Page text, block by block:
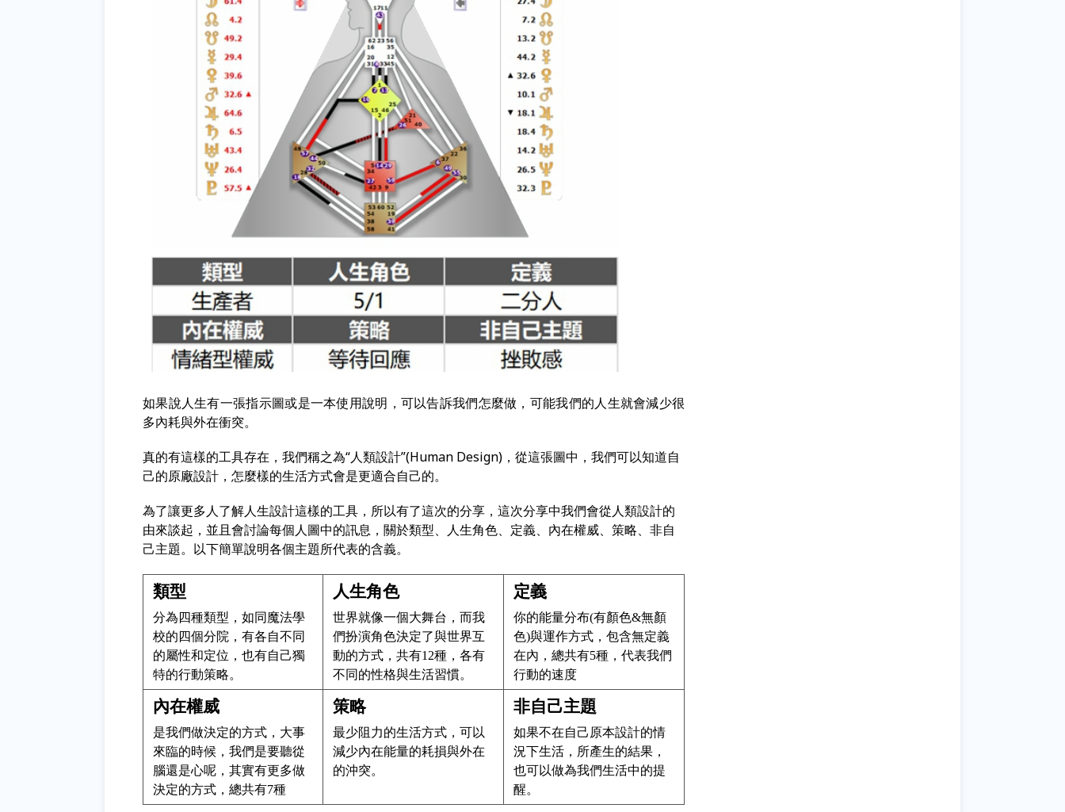
如果說人生有一張指示圖或是一本使用說明，可以告訴我們怎麼做，可能我們的人生就會減少很
多內耗與外在衝突。
真的有這樣的工具存在，我們稱之為“人類設計”(Human Design) ，從這張圖中，我們可以知道自
己的原廠設計，怎麼樣的生活方式會是更適合自己的。
為了讓更多人了解人生設計這樣的工具，所以有了這次的分享，這次分享中我們會從人類設計的
由來談起，並且會討論每個人圖中的訊息，關於類型、人生角色、定義、內在權威、策略、非自
己主題。以下簡單說明各個主題所代表的含義。
類型
分為四種類型，如同魔法學
校的四個分院，有各自不同
的屬性和定位，也有自己獨
特的行動策略。
人生角色
世界就像一個大舞台，而我
們扮演角色決定了與世界互
動的方式，共有1 2種，各有
不同的性格與生活習慣。
定義
你的能量分布(有顏色&無顏
色)與運作方式，包含無定義
在內，總共有5種，代表我們
行動的速度
內在權威
是我們做決定的方式，大事
來臨的時候，我們是要聽從
腦還是心呢，其實有更多做
決定的方式，總共有7種
策略
最少阻力的生活方式，可以
減少內在能量的耗損與外在
的沖突。
非自己主題
如果不在自己原本設計的情
況下生活，所產生的結果，
也可以做為我們生活中的提
醒。